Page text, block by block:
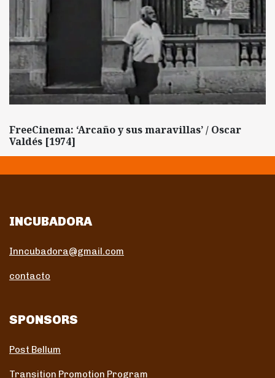
FreeCinema: ‘Arcaño y sus maravillas’ / Oscar
Valdés [1974]
INCUBADORA
Inncubadora@gmail.com
contacto
SPONSORS
Post Bellum
Transition Promotion Program